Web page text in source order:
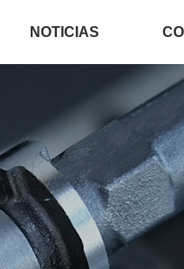
NOTICIAS